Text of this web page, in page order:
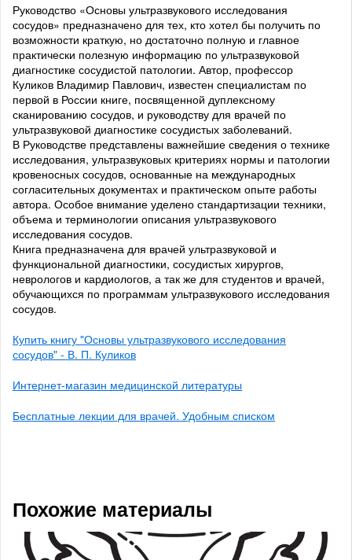
Руководство «Основы ультразвукового исследования
сосудов» предназначено для тех, кто хотел бы получить по
возможности краткую, но достаточно полную и главное
практически полезную информацию по ультразвуковой
диагностике сосудистой патологии. Автор, профессор
Куликов Владимир Павлович, известен специалистам по
первой в России книге, посвященной дуплексному
сканированию сосудов, и руководству для врачей по
ультразвуковой диагностике сосудистых заболеваний.
В Руководстве представлены важнейшие сведения о технике
исследования, ультразвуковых критериях нормы и патологии
кровеносных сосудов, основанные на международных
согласительных документах и практическом опыте работы
автора. Особое внимание уделено стандартизации техники,
объема и терминологии описания ультразвукового
исследования сосудов.
Книга предназначена для врачей ультразвуковой и
функциональной диагностики, сосудистых хирургов,
неврологов и кардиологов, а так же для студентов и врачей,
обучающихся по программам ультразвукового исследования
сосудов.
Купить книгу "Основы ультразвукового исследования
сосудов" - В. П. Куликов
Интернет-магазин медицинской литературы
Бесплатные лекции для врачей. Удобным списком
Похожие материалы